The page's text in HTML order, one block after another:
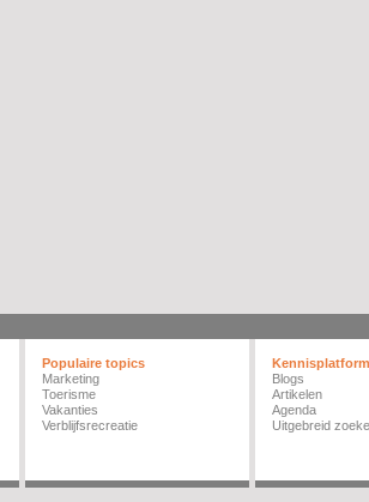
Populaire topics
Marketing
Toerisme
Vakanties
Verblijfsrecreatie
Kennisplatform
Blogs
Artikelen
Agenda
Uitgebreid